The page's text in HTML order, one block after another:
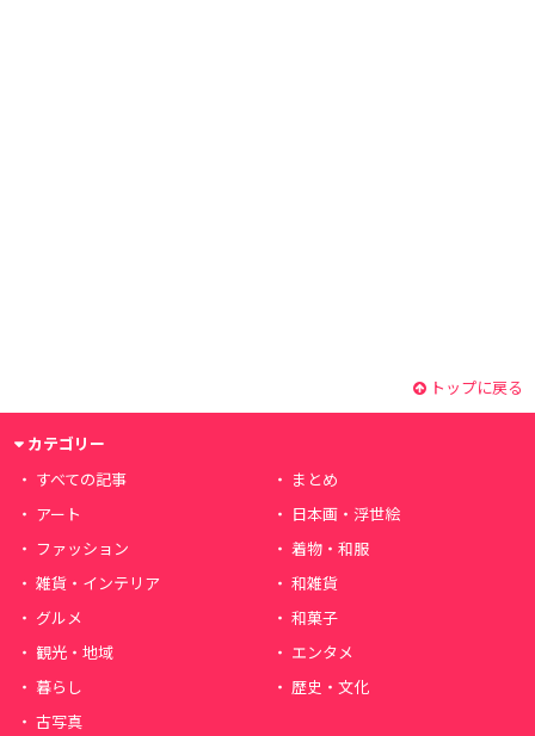
トップに戻る
カテゴリー
すべての記事
まとめ
アート
日本画・浮世絵
ファッション
着物・和服
雑貨・インテリア
和雑貨
グルメ
和菓子
観光・地域
エンタメ
暮らし
歴史・文化
古写真